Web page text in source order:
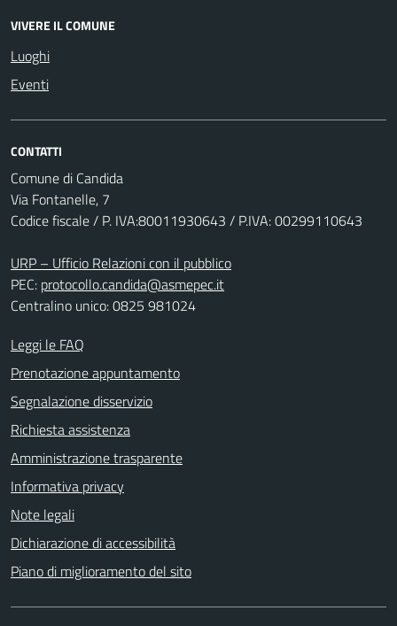
VIVERE IL COMUNE
Luoghi
Eventi
CONTATTI
Comune di Candida
Via Fontanelle, 7
Codice fiscale / P. IVA:80011930643 / P.IVA: 00299110643
URP – Ufficio Relazioni con il pubblico
PEC: protocollo.candida@asmepec.it
Centralino unico: 0825 981024
Leggi le FAQ
Prenotazione appuntamento
Segnalazione disservizio
Richiesta assistenza
Amministrazione trasparente
Informativa privacy
Note legali
Dichiarazione di accessibilità
Piano di miglioramento del sito